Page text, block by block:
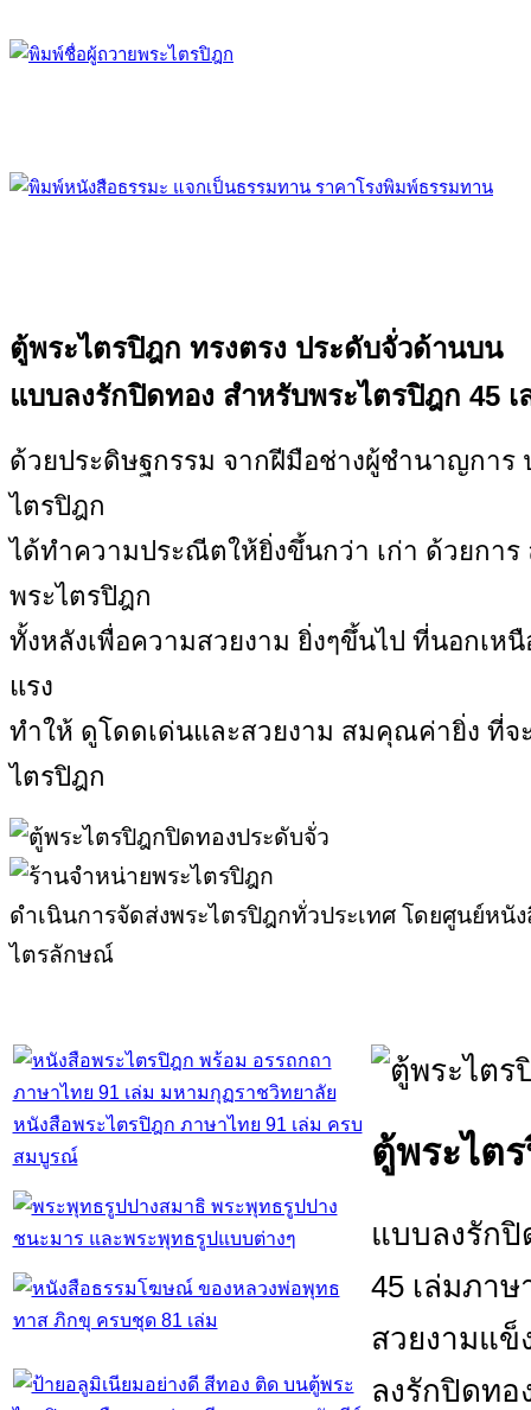
ตู้พระไตรปิฎก ทรงตรง ประดับจั่วด้านบน
แบบลงรักปิดทอง สำหรับพระไตรปิฎก 45 เ
ด้วยประดิษฐกรรม จากฝีมือช่างผู้ชำนาญการ
ไตรปิฎก
ได้ทำความประณีตให้ยิ่งขึ้นกว่า เก่า ด้วยการ
พระไตรปิฎก
ทั้งหลังเพื่อความสวยงาม ยิ่งๆขึ้นไป ที่นอกเห
แรง
ทำให้ ดูโดดเด่นและสวยงาม สมคุณค่ายิ่ง ที่จ
ไตรปิฎก
ดำเนินการจัดส่งพระไตรปิฎกทั่วประเทศ โดยศูนย์หนั
ไตรลักษณ์
หนังสือพระไตรปิฎก ภาษาไทย 91 เล่ม ครบ
สมบูรณ์
ตู้พระไต
แบบลงรัก
45 เล่มภาษ
สวยงามแข็
ลงรักปิดทอ